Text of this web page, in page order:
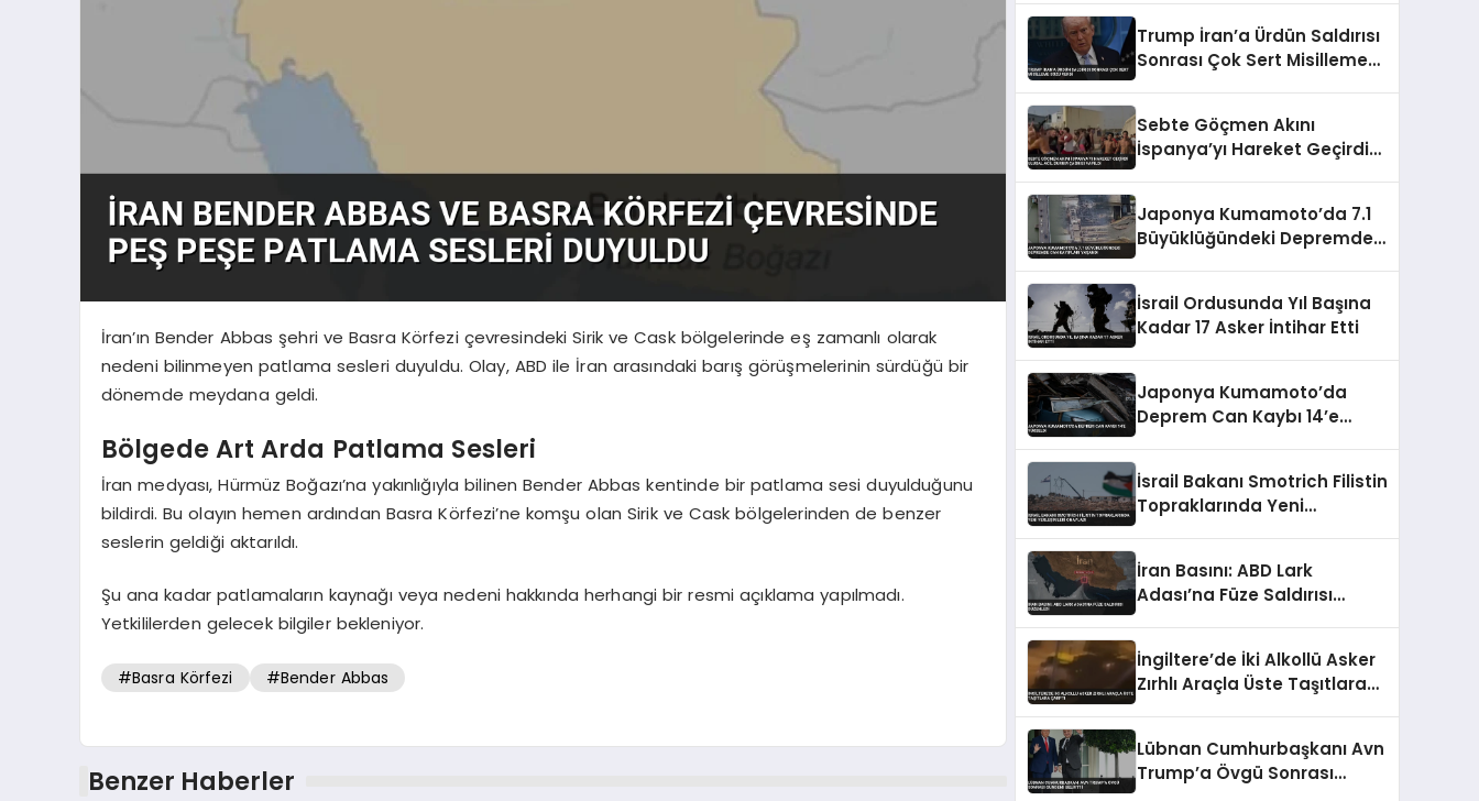
İran’ın Bender Abbas şehri ve Basra Körfezi çevresindeki Sirik ve Cask bölgelerinde eş zamanlı olarak
nedeni bilinmeyen patlama sesleri duyuldu. Olay, ABD ile İran arasındaki barış görüşmelerinin sürdüğü bir
dönemde meydana geldi.
Bölgede Art Arda Patlama Sesleri
İran medyası, Hürmüz Boğazı’na yakınlığıyla bilinen Bender Abbas kentinde bir patlama sesi duyulduğunu
bildirdi. Bu olayın hemen ardından Basra Körfezi’ne komşu olan Sirik ve Cask bölgelerinden de benzer
seslerin geldiği aktarıldı.
Şu ana kadar patlamaların kaynağı veya nedeni hakkında herhangi bir resmi açıklama yapılmadı.
Yetkililerden gelecek bilgiler bekleniyor.
#Basra Körfezi #Bender Abbas
Benzer Haberler
Trump İran’a Ürdün Saldırısı
Sonrası Çok Sert Misilleme
Sebte Göçmen Akını
İspanya’yı Hareket Geçirdi
Japonya Kumamoto’da 7.1
Büyüklüğündeki Depremde
İsrail Ordusunda Yıl Başına
Kadar 17 Asker İntihar Etti
Japonya Kumamoto’da
Deprem Can Kaybı 14’e
İsrail Bakanı Smotrich Filistin
Topraklarında Yeni
İran Basını: ABD Lark
Adası’na Füze Saldırısı
İngiltere’de İki Alkollü Asker
Zırhlı Araçla Üste Taşıtlara
Lübnan Cumhurbaşkanı Avn
Trump’a Övgü Sonrası